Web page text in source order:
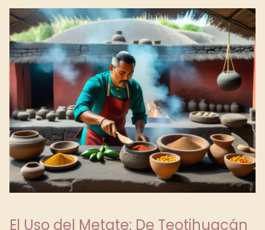
El Uso del Metate: De Teotihuacán